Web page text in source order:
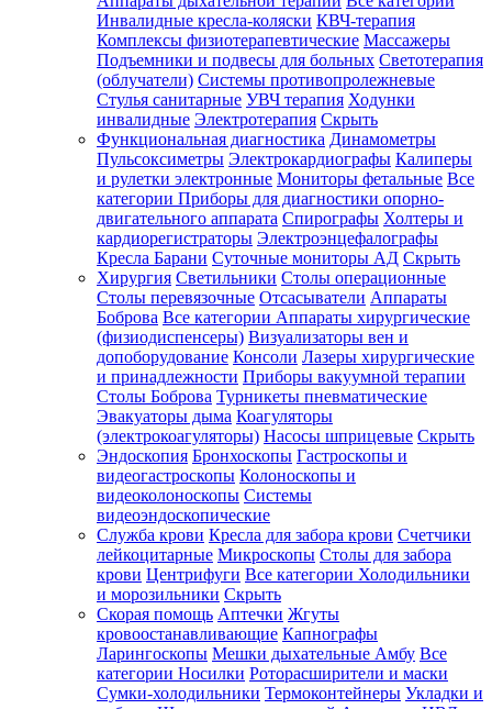
Инвалидные кресла-коляски КВЧ-терапия
Комплексы физиотерапевтические Массажеры
Подъемники и подвесы для больных Светотерапия
(облучатели) Системы противопролежневые
Стулья санитарные УВЧ терапия Ходунки
инвалидные Электротерапия Скрыть
Функциональная диагностика Динамометры
Пульсоксиметры Электрокардиографы Калиперы
и рулетки электронные Мониторы фетальные Все
категории Приборы для диагностики опорно-
двигательного аппарата Спирографы Холтеры и
кардиорегистраторы Электроэнцефалографы
Кресла Барани Суточные мониторы АД Скрыть
Хирургия Светильники Столы операционные
Столы перевязочные Отсасыватели Аппараты
Боброва Все категории Аппараты хирургические
(физиодиспенсеры) Визуализаторы вен и
допоборудование Консоли Лазеры хирургические
и принадлежности Приборы вакуумной терапии
Столы Боброва Турникеты пневматические
Эвакуаторы дыма Коагуляторы
(электрокоагуляторы) Насосы шприцевые Скрыть
Эндоскопия Бронхоскопы Гастроскопы и
видеогастроскопы Колоноскопы и
видеоколоноскопы Системы
видеоэндоскопические
Служба крови Кресла для забора крови Счетчики
лейкоцитарные Микроскопы Столы для забора
крови Центрифуги Все категории Холодильники
и морозильники Скрыть
Скорая помощь Аптечки Жгуты
кровоостанавливающие Капнографы
Ларингоскопы Мешки дыхательные Амбу Все
категории Носилки Роторасширители и маски
Сумки-холодильники Термоконтейнеры Укладки и